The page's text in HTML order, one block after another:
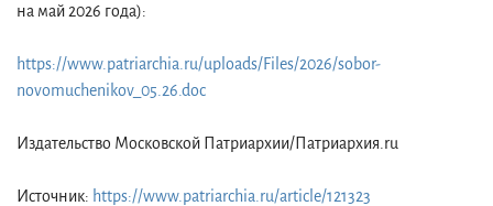
на май 2026 года):
https://www.patriarchia.ru/uploads/Files/2026/sobor-
novomuchenikov_05.26.doc
Издательство Московской Патриархии/Патриархия.ru
Источник: https://www.patriarchia.ru/article/121323